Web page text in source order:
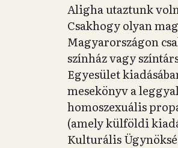
Aligha utaztunk
Csakhogy olyan
Magyarországon
színház vagy
Egyesület
mesekönyv a
homoszexuális
(amely külföldi
Kulturális